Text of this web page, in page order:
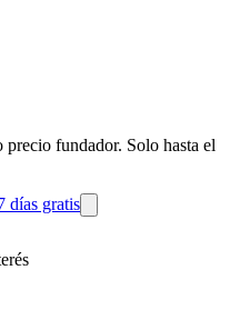
precio fundador. Solo hasta el
días gratis